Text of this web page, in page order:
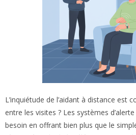
L’inquiétude de l’aidant à distance est
entre les visites ? Les systèmes
besoin en offrant bien plus que le